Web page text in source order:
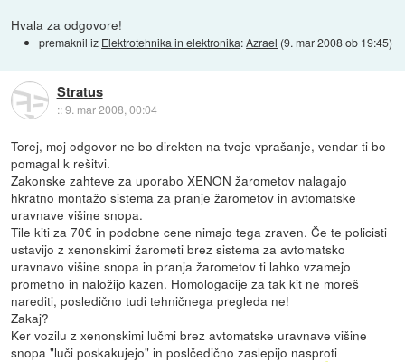
Hvala za odgovore!
premaknil iz Elektrotehnika in elektronika:Azrael (9. mar 2008 ob 19:45)
Stratus
::9. mar 2008, 00:04
Torej, moj odgovor ne bo direkten na tvoje vprašanje, vendar ti bo
pomagal k rešitvi.
Zakonske zahteve za uporabo XENON žarometov nalagajo
hkratno montažo sistema za pranje žarometov in avtomatske
uravnave višine snopa.
Tile kiti za 70€ in podobne cene nimajo tega zraven. Če te policisti
ustavijo z xenonskimi žarometi brez sistema za avtomatsko
uravnavo višine snopa in pranja žarometov ti lahko vzamejo
prometno in naložijo kazen. Homologacije za tak kit ne moreš
narediti, posledično tudi tehničnega pregleda ne!
Zakaj?
Ker vozilu z xenonskimi lučmi brez avtomatske uravnave višine
snopa "luči poskakujejo" in poslčedično zaslepijo nasproti